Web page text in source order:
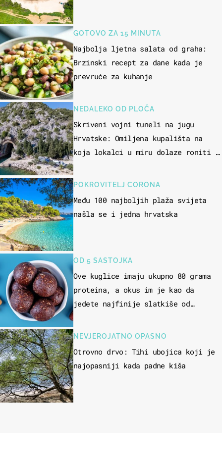
GOTOVO ZA 15 MINUTA
Najbolja ljetna salata od graha:
Brzinski recept za dane kada je
prevruće za kuhanje
NEDALEKO OD PLOČA
Skriveni vojni tuneli na jugu
Hrvatske: Omiljena kupališta na
koja lokalci u miru dolaze roniti i
POKROVITELJ CORONA
Među 100 najboljih plaža svijeta
našla se i jedna hrvatska
OD 5 SASTOJKA
Ove kuglice imaju ukupno 80 grama
proteina, a okus im je kao da
jedete najfinije slatkiše od
NEVJEROJATNO OPASNO
Otrovno drvo: Tihi ubojica koji je
najopasniji kada padne kiša